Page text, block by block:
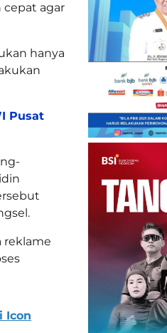
cepat agar
hanya
Pusat
reklame
Icon